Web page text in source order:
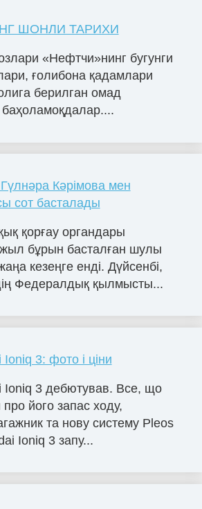
ШОНЛИ ТАРИХИ
«Нефтчи»нинг бугунги
ғолибона қадамлари
берилган омад
Кәрімова мен
сот басталады
қорғау органдары
бұрын басталған шулы
кезеңге енді. Дүйсенбі,
Федералдық қылмысты...
3: фото і ціни
Ioniq 3 дебютував. Все, що
про його запас ходу,
та нову систему Pleos
Ioniq 3 запу...